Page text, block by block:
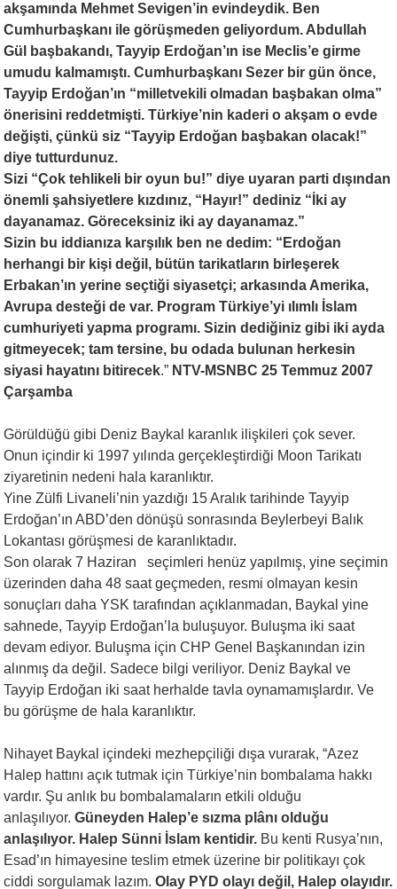
akşamında Mehmet Sevigen’in evindeydik. Ben
Cumhurbaşkanı ile görüşmeden geliyordum. Abdullah
Gül başbakandı, Tayyip Erdoğan’ın ise Meclis’e girme
umudu kalmamıştı. Cumhurbaşkanı Sezer bir gün önce,
Tayyip Erdoğan’ın “milletvekili olmadan başbakan olma”
önerisini reddetmişti. Türkiye’nin kaderi o akşam o evde
değişti, çünkü siz “Tayyip Erdoğan başbakan olacak!”
diye tutturdunuz.
Sizi “Çok tehlikeli bir oyun bu!” diye uyaran parti dışından
önemli şahsiyetlere kızdınız, “Hayır!” dediniz “İki ay
dayanamaz. Göreceksiniz iki ay dayanamaz.”
Sizin bu iddianıza karşılık ben ne dedim: “Erdoğan
herhangi bir kişi değil, bütün tarikatların birleşerek
Erbakan’ın yerine seçtiği siyasetçi; arkasında Amerika,
Avrupa desteği de var. Program Türkiye’yi ılımlı İslam
cumhuriyeti yapma programı. Sizin dediğiniz gibi iki ayda
gitmeyecek; tam tersine, bu odada bulunan herkesin
siyasi hayatını bitirecek.” NTV-MSNBC 25 Temmuz 2007
Çarşamba
Görüldüğü gibi Deniz Baykal karanlık ilişkileri çok sever.
Onun içindir ki 1997 yılında gerçekleştirdiği Moon Tarikatı
ziyaretinin nedeni hala karanlıktır.
Yine Zülfi Livaneli’nin yazdığı 15 Aralık tarihinde Tayyip
Erdoğan’ın ABD’den dönüşü sonrasında Beylerbeyi Balık
Lokantası görüşmesi de karanlıktadır.
Son olarak 7 Haziran
seçimleri henüz yapılmış, yine seçimin
üzerinden daha 48 saat geçmeden, resmi olmayan kesin
sonuçları daha YSK tarafından açıklanmadan, Baykal yine
sahnede, Tayyip Erdoğan’la buluşuyor. Buluşma iki saat
devam ediyor. Buluşma için CHP Genel Başkanından izin
alınmış da değil. Sadece bilgi veriliyor. Deniz Baykal ve
Tayyip Erdoğan iki saat herhalde tavla oynamamışlardır. Ve
bu görüşme de hala karanlıktır.
Nihayet Baykal içindeki mezhepçiliği dışa vurarak, “Azez
Halep hattını açık tutmak için Türkiye’nin bombalama hakkı
vardır. Şu anlık bu bombalamaların etkili olduğu
anlaşılıyor. Güneyden Halep’e sızma plânı olduğu
anlaşılıyor. Halep Sünni İslam kentidir. Bu kenti Rusya’nın,
Esad’ın himayesine teslim etmek üzerine bir politikayı çok
ciddi sorgulamak lazım.Olay PYD olayı değil, Halep olayıdır.